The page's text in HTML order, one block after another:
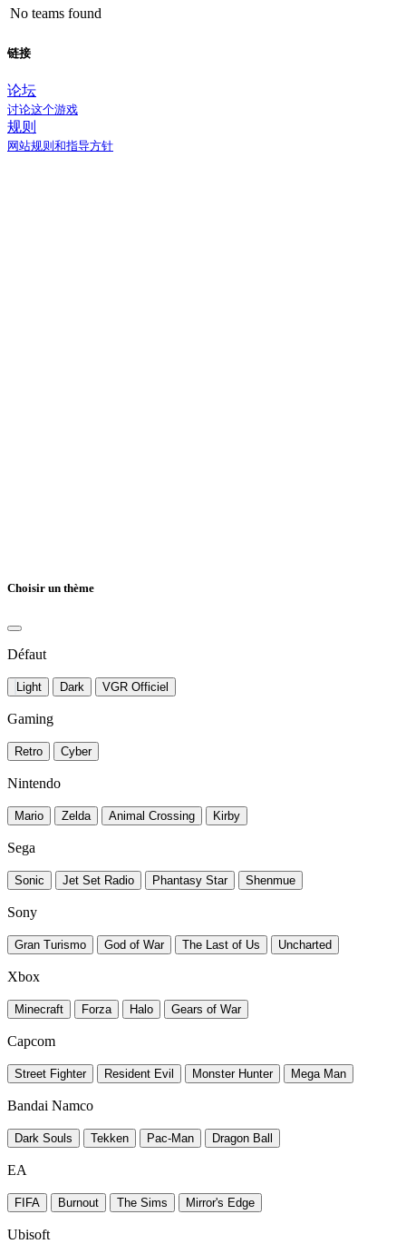
No teams found
链接
论坛
讨论这个游戏
规则
网站规则和指导方针
Choisir un thème
Défaut
Light Dark VGR Officiel
Gaming
Retro Cyber
Nintendo
Mario Zelda Animal Crossing Kirby
Sega
Sonic Jet Set Radio Phantasy Star Shenmue
Sony
Gran Turismo God of War The Last of Us Uncharted
Xbox
Minecraft Forza Halo Gears of War
Capcom
Street Fighter Resident Evil Monster Hunter Mega Man
Bandai Namco
Dark Souls Tekken Pac-Man Dragon Ball
EA
FIFA Burnout The Sims Mirror's Edge
Ubisoft